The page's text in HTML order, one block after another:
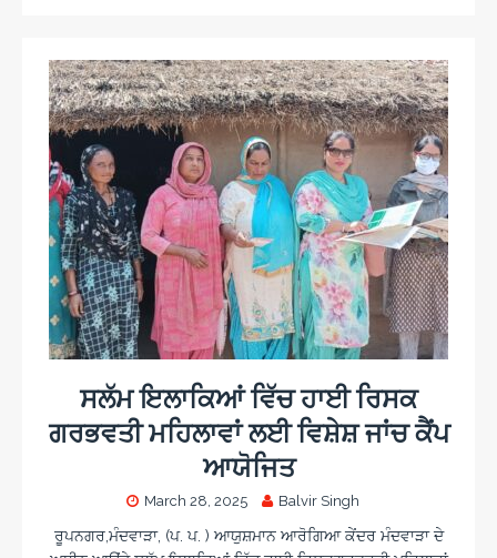
ਸਲੱਮ ਇਲਾਕਿਆਂ ਵਿੱਚ ਹਾਈ ਰਿਸਕ
ਗਰਭਵਤੀ ਮਹਿਲਾਵਾਂ ਲਈ ਵਿਸ਼ੇਸ਼ ਜਾਂਚ ਕੈਂਪ
ਆਯੋਜਿਤ
March 28, 2025 Balvir Singh
ਰੂਪਨਗਰ,ਮੰਦਵਾੜਾ, (ਪ. ਪ. ) ਆਯੁਸ਼ਮਾਨ ਆਰੋਗਿਆ ਕੇਂਦਰ ਮੰਦਵਾੜਾ ਦੇ